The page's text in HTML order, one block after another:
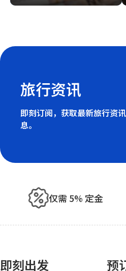
旅行资讯
即刻订阅，获取最新旅行资
息。
仅需 5% 定金
即刻出发 预